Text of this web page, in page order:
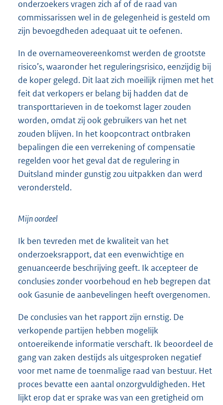
onderzoekers vragen zich af of de raad van
commissarissen wel in de gelegenheid is gesteld om
zijn bevoegdheden adequaat uit te oefenen.
In de overnameovereenkomst werden de grootste
risico’s, waaronder het reguleringsrisico, eenzijdig bij
de koper gelegd. Dit laat zich moeilijk rijmen met het
feit dat verkopers er belang bij hadden dat de
transporttarieven in de toekomst lager zouden
worden, omdat zij ook gebruikers van het net
zouden blijven. In het koopcontract ontbraken
bepalingen die een verrekening of compensatie
regelden voor het geval dat de regulering in
Duitsland minder gunstig zou uitpakken dan werd
verondersteld.
Mijn oordeel
Ik ben tevreden met de kwaliteit van het
onderzoeksrapport, dat een evenwichtige en
genuanceerde beschrijving geeft. Ik accepteer de
conclusies zonder voorbehoud en heb begrepen dat
ook Gasunie de aanbevelingen heeft overgenomen.
De conclusies van het rapport zijn ernstig. De
verkopende partijen hebben mogelijk
ontoereikende informatie verschaft. Ik beoordeel de
gang van zaken destijds als uitgesproken negatief
voor met name de toenmalige raad van bestuur. Het
proces bevatte een aantal onzorgvuldigheden. Het
lijkt erop dat er sprake was van een gretigheid om